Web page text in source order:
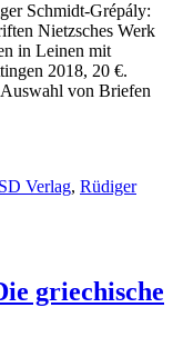
Schmidt-Grépály:
Nietzsches Werk
in Leinen mit
2018, 20 €.
von Briefen
Verlag, Rüdiger
griechische